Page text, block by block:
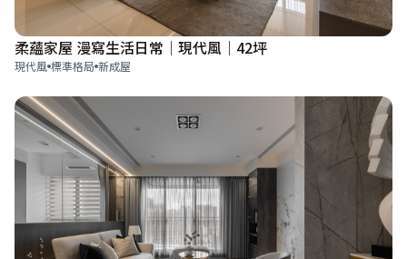
柔蘊家屋 漫寫生活日常│現代風│42坪
現代風 標準格局 新成屋